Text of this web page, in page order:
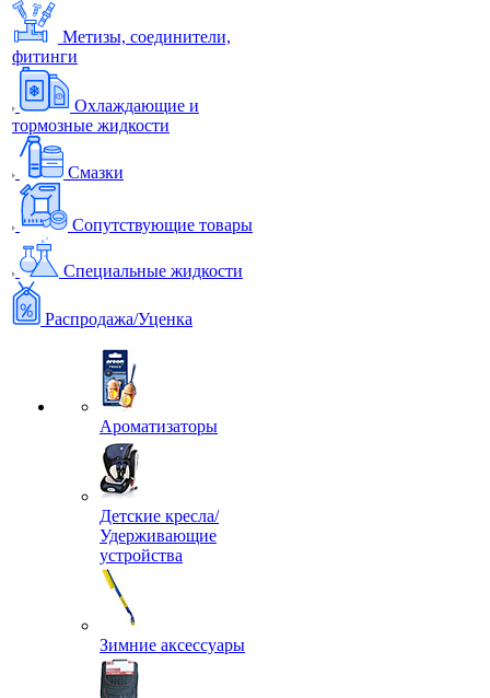
Метизы, соединители,
фитинги
Охлаждающие и
тормозные жидкости
Смазки
Сопутствующие товары
Специальные жидкости
Распродажа/Уценка
Ароматизаторы
Детские кресла/
Удерживающие
устройства
Зимние аксессуары